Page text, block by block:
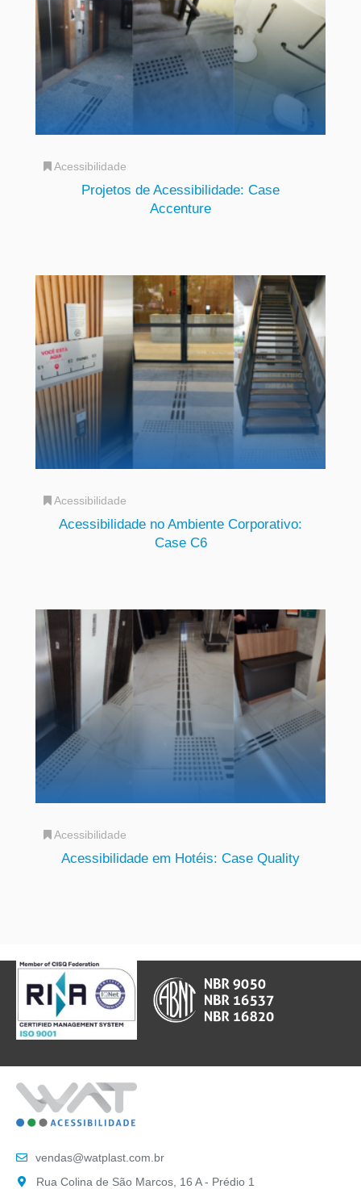
Acessibilidade
Projetos de Acessibilidade: Case
Accenture
Acessibilidade
Acessibilidade no Ambiente Corporativo:
Case C6
Acessibilidade
Acessibilidade em Hotéis: Case Quality
vendas@watplast.com.br
Rua Colina de São Marcos, 16 A - Prédio 1